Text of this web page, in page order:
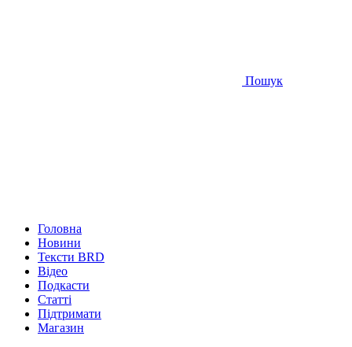
Пошук
Головна
Новини
Тексти BRD
Відео
Подкасти
Статті
Підтримати
Магазин